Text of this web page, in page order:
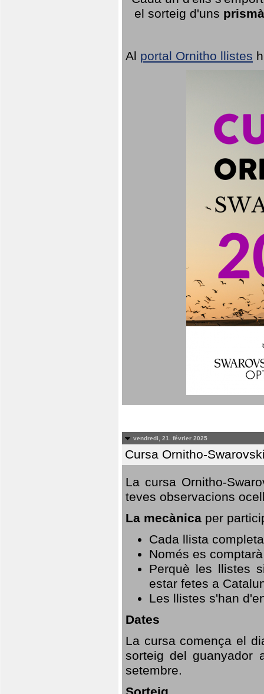
el sorteig d'uns
Al portal Ornitho llistes
vendredi, 21. février 2025
Cursa Ornitho-
La cursa Ornitho-
teves observacions
La mecànica per
Cada llista
Només es
Perquè les llistes
estar fetes a
Les llistes s'han
Dates
La cursa comença el
sorteig del guanyador
setembre.